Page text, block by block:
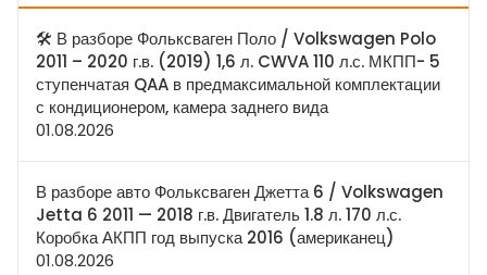
🛠 В разборе Фольксваген Поло / Volkswagen Polo
2011 – 2020 г.в. (2019) 1,6 л. CWVA 110 л.с. МКПП- 5
ступенчатая QAA в предмаксимальной комплектации
с кондиционером, камера заднего вида
01.08.2026
В разборе авто Фольксваген Джетта 6 / Volkswagen
Jetta 6 2011 — 2018 г.в. Двигатель 1.8 л. 170 л.с.
Коробка АКПП год выпуска 2016 (американец)
01.08.2026